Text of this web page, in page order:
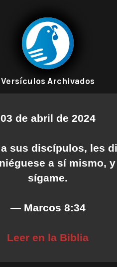
Versículos Archivados
03 de abril de 2024
sus discípulos, les
a sí mismo,
sígame.
— Marcos 8:34
Leer en la Biblia